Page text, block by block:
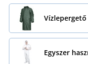
Egyszer